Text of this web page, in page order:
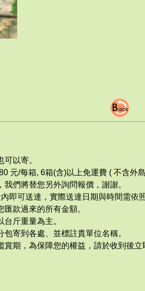
以寄。
元/每箱, 6箱(含)以上免運費 ( 不含外島
們將替您另外詢問報價，謝謝。
即可送達，實際送達日期與時間需依
款過來的所有金額。
斤重量為主。
寄到各處、並標註貴單位名稱。
期，為保障您的權益，請於收到後